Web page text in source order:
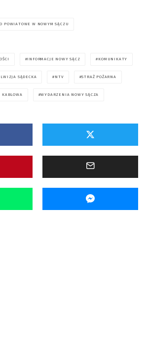
POWIATOWE W NOWYM SĄCZU
INFORMACJE NOWY SĄCZ KOMUNIKATY
SĄDECKA NTV STRAŻ POŻARNA
WYDARZENIA NOWY SĄCZA